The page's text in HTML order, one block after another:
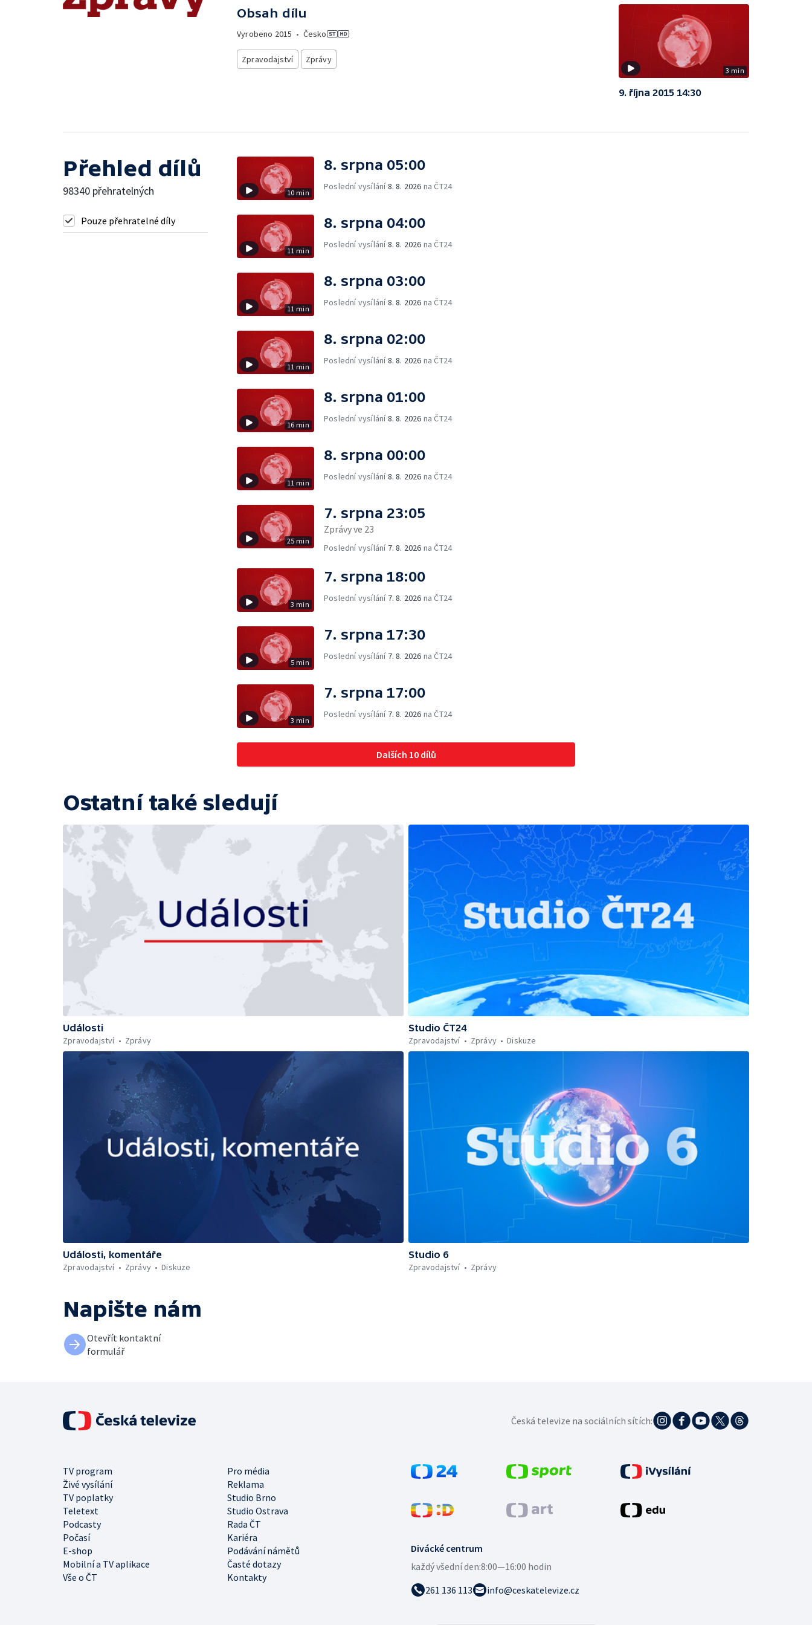
Obsah dílu
Vyrobeno 2015 • Česko
Zpravodajství Zprávy
3 min
9. října 2015 14:30
Přehled dílů
98340 přehratelných
Pouze přehratelné díly
10 min
8. srpna 05:00
Poslední vysílání8. 8. 2026 na ČT24
11 min
8. srpna 04:00
Poslední vysílání8. 8. 2026 na ČT24
11 min
8. srpna 03:00
Poslední vysílání8. 8. 2026 na ČT24
11 min
8. srpna 02:00
Poslední vysílání8. 8. 2026 na ČT24
16 min
8. srpna 01:00
Poslední vysílání8. 8. 2026 na ČT24
11 min
8. srpna 00:00
Poslední vysílání8. 8. 2026 na ČT24
25 min
7. srpna 23:05
Zprávy ve 23
Poslední vysílání 7. 8. 2026 na ČT24
3 min
7. srpna 18:00
Poslední vysílání 7. 8. 2026 na ČT24
5 min
7. srpna 17:30
Poslední vysílání 7. 8. 2026 na ČT24
3 min
7. srpna 17:00
Poslední vysílání 7. 8. 2026 na ČT24
Dalších 10 dílů
Ostatní také sledují
Události
Zpravodajství
Zprávy
Studio ČT24
Zpravodajství
Zprávy Diskuze
Události, komentáře
Zpravodajství
Zprávy Diskuze
Studio 6
Zpravodajství
Zprávy
Napište nám
Otevřít kontaktní
formulář
Divácké centrum
každý všední den:8:00—16:00 hodin
261 136 113
info@ceskatelevize.cz
TV program
Pro média
Živé vysílání
Reklama
TV poplatky
Studio Brno
Teletext
Studio Ostrava
Podcasty
Rada ČT
Počasí
Kariéra
E-shop
Podávání námětů
Mobilní a TV aplikace
Časté dotazy
Vše o ČT
Kontakty
Česká televize na sociálních sítích: